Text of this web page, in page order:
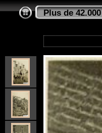
Plus de